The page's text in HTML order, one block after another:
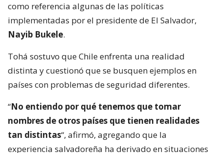
como referencia algunas de las políticas
implementadas por el presidente de El Salvador,
Nayib Bukele.
Tohá sostuvo que Chile enfrenta una realidad
distinta y cuestionó que se busquen ejemplos en
países con problemas de seguridad diferentes.
“No entiendo por qué tenemos que tomar
nombres de otros países que tienen realidades
tan distintas“, afirmó, agregando que la
experiencia salvadoreña ha derivado en situaciones